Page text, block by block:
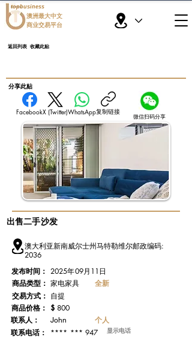
topbusiness
澳洲最大中文
商业交易平台
返回列表 收藏此贴
​分享此贴
FacebookX (Twitter)WhatsApp复制链接
微信扫码分享
出售二手沙发
澳大利亚新南威尔士州马特勒维尔邮政编码:
2036
发布时间： 2025年09月11日
​商品类型： 家电家具
全新
交易方式： 自提
​商品价格： $ 800
联系人：
John 个人
联系电话： **** *** 947 显示电话